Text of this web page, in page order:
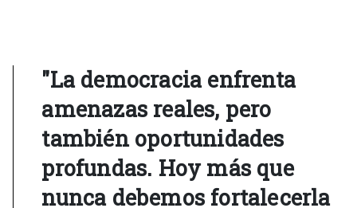
"La democracia enfrenta
amenazas reales, pero
también oportunidades
profundas. Hoy más que
nunca debemos fortalecerla